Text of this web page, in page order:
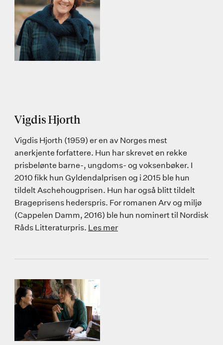
Vigdis Hjorth
Vigdis Hjorth (1959) er en av Norges mest
anerkjente forfattere. Hun har skrevet en rekke
prisbelønte barne-, ungdoms- og voksenbøker. I
2010 fikk hun Gyldendalprisen og i 2015 ble hun
tildelt Aschehougprisen. Hun har også blitt tildelt
Brageprisens hederspris. For romanen Arv og miljø
(Cappelen Damm, 2016) ble hun nominert til Nordisk
Råds Litteraturpris. Les mer